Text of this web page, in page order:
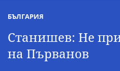
БЪЛГАРИЯ
Станишев: Не
на Първанов